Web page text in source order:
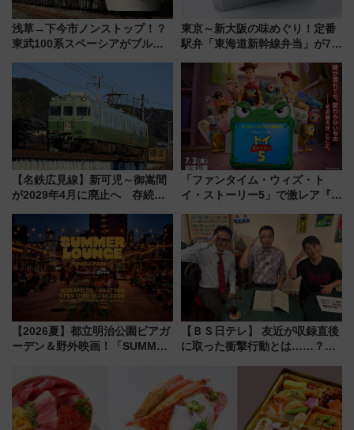
浅草→下今市ノンストップ！？
東武100系スペーシアがブルー
ー当時の停車駅」を再現 運転
時刻や特急券の買い方を紹介
東京～新大阪の味めぐり！定番
駅弁「東海道新幹線弁当」が7月
【名鉄広見線】新可児～御嵩間
が2029年4月に廃止へ 存続協
「ファンタイム・ウィズ・ト
イ・ストーリー5」で激レア『ロ
デコレーションも徹底解説
【2026夏】都立明治公園ビアガ
ーデン＆野外映画！「SUMMER
ケジュール 夜風とビール、映画
を満喫！
【ＢＳ日テレ】 友近が収録直後
に取った衝撃行動とは……？
で極上の夏祭り鉄道旅を放送